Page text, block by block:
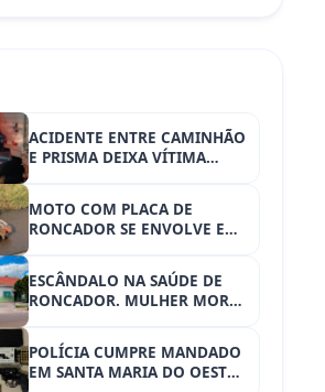
ACIDENTE ENTRE CAMINHÃO
E PRISMA DEIXA VÍTIMA
MOTO COM PLACA DE
RONCADOR SE ENVOLVE EM
FICA FERIDO
ESCÂNDALO NA SAÚDE DE
RONCADOR. MULHER MORRE
LAQUEADURA E CASO VIRA
AÇÃO JUDICIAL CONTRA O
MUNICÍPIO
POLÍCIA CUMPRE MANDADO
EM SANTA MARIA DO OESTE